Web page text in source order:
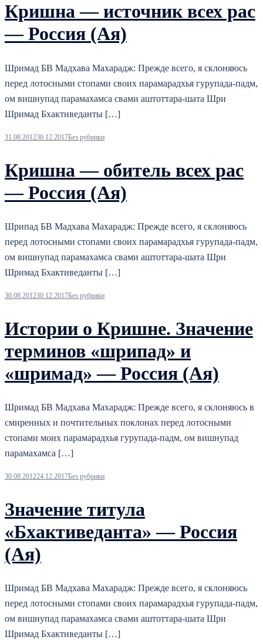
Кришна — источник всех рас
— Россия (Ая)
Шримад БВ Мадхава Махарадж: Прежде всего, я склоняюсь
перед лотосными стопами своих парамарадхья гурупада-падм,
ом вишнупад парамахамса свами аштоттара-шата Шри
Шримад Бхактиведанты […]
31.08.201230.12.2017Без рубрики
Кришна — обитель всех рас
— Россия (Ая)
Шрипад БВ Мадхава Махарадж: Прежде всего, я склоняюсь
перед лотосными стопами своих парамарадхья гурупада-падм,
ом вишнупад парамахамса свами аштоттара-шата Шри
Шримад Бхактиведанты […]
30.08.201230.12.2017Без рубрики
Истории о Кришне. Значение
терминов «шрипад» и
«шримад» — Россия (Ая)
Шримад БВ Мадхава Махарадж: Прежде всего, я склоняюсь в
смиренных и почтительных поклонах перед лотосными
стопами моих парамарадхья гурупада-падм, ом вишнупад
парамахамса […]
30.08.201224.12.2017Без рубрики
Значение титула
«Бхактиведанта» — Россия
(Ая)
Шримад БВ Мадхава Махарадж: Прежде всего, я склоняюсь
перед лотосными стопами своих парамарадхья гурупада-падм,
ом вишнупад парамахамса свами аштоттара-шата Шри
Шримад Бхактиведанты […]